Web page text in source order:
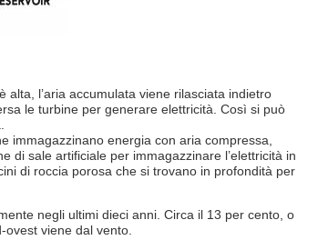
l’aria accumulata viene rilasciata indietro
le turbine per generare elettricità. Così si può
immagazzinano energia con aria compressa,
di sale artificiale per immagazzinare l’elettricità in
di roccia porosa che si trovano in profondità per
negli ultimi dieci anni. Circa il 13 per cento, o
ovest viene dal vento.